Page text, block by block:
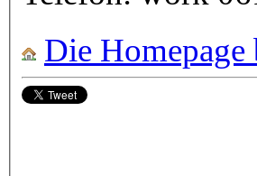
Die Homepage